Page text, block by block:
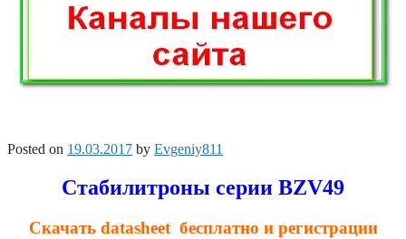
Posted on 19.03.2017 by Evgeniy811
Стабилитроны серии BZV49
Скачать datasheet бесплатно и регистрации